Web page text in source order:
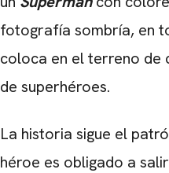
fotografía sombría, en
coloca en el terreno de
de superhéroes.
La historia sigue el
héroe es obligado a